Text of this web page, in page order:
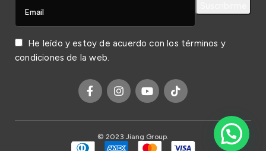
He leído y estoy de acuerdo con los términos y
condiciones de la web.
© 2023 Jiang Group.